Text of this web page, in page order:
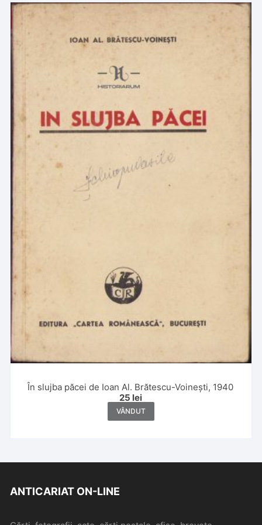
În slujba păcei de Ioan Al. Brătescu-Voinești, 1940
25 lei
VÂNDUT
ANTICARIAT ON-LINE